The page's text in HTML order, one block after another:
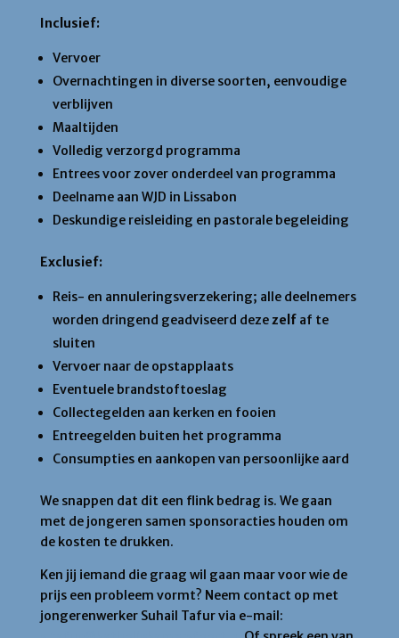
Inclusief:
Vervoer
Overnachtingen in diverse soorten, eenvoudige
verblijven
Maaltijden
Volledig verzorgd programma
Entrees voor zover onderdeel van programma
Deelname aan WJD in Lissabon
Deskundige reisleiding en pastorale begeleiding
Exclusief:
Reis- en annuleringsverzekering; alle deelnemers
worden dringend geadviseerd dezezelfaf te
sluiten
Vervoer naar de opstapplaats
Eventuele brandstoftoeslag
Collectegelden aan kerken en fooien
Entreegelden buiten het programma
Consumpties en aankopen van persoonlijke aard
We snappen dat dit een flink bedrag is. We gaan
met de jongeren samen sponsoracties houden om
de kosten te drukken.
Ken jij iemand die graag wil gaan maar voor wie de
prijs een probleem vormt? Neem contact op met
jongerenwerker Suhail Tafur via e-mail: